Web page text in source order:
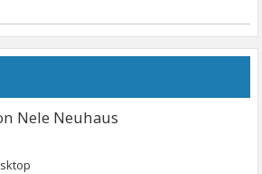
Nele Neuhaus